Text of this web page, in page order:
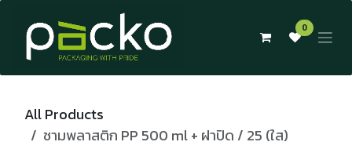
Skip to Content
0
All Products
ชามพลาสติก PP 500 ml + ฝาปิด / 25 (ใส)